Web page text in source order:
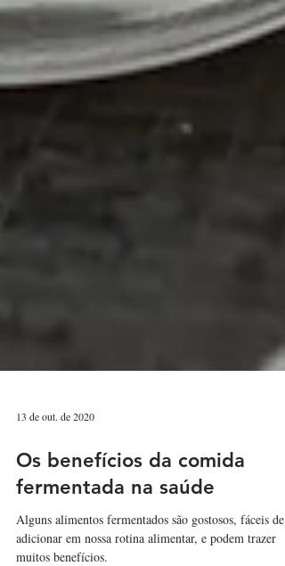
Os benefícios da comida
fermentada na saúde
Alguns alimentos fermentados são gostosos, fáceis de